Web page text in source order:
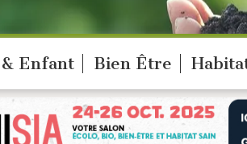
Enfant Bien Être